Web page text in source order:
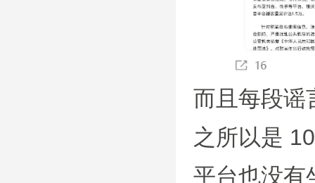
而且每段谣
之所以是
平台也没有